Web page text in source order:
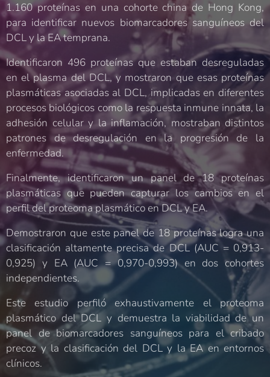
1.160 proteínas en una cohorte china de Hong Kong,
para identificar nuevos biomarcadores sanguíneos del
DCL y la EA temprana.
Identificaron 496 proteínas que estaban desreguladas
en el plasma del DCL, y mostraron que esas proteínas
plasmáticas asociadas al DCL, implicadas en diferentes
procesos biológicos como la respuesta inmune innata, la
adhesión celular y la inflamación, mostraban distintos
patrones de desregulación en la progresión de la
enfermedad.
Finalmente, identificaron un panel de 18 proteínas
plasmáticas que pueden capturar los cambios en el
perfil del proteoma plasmático en DCL y EA.
Demostraron que este panel de 18 proteínas logra una
clasificación altamente precisa de DCL (AUC = 0,913-
0,925) y EA (AUC = 0,970-0,993) en dos cohortes
independientes.
Este estudio perfiló exhaustivamente el proteoma
plasmático del DCL y demuestra la viabilidad de un
panel de biomarcadores sanguíneos para el cribado
precoz y la clasificación del DCL y la EA en entornos
clínicos.